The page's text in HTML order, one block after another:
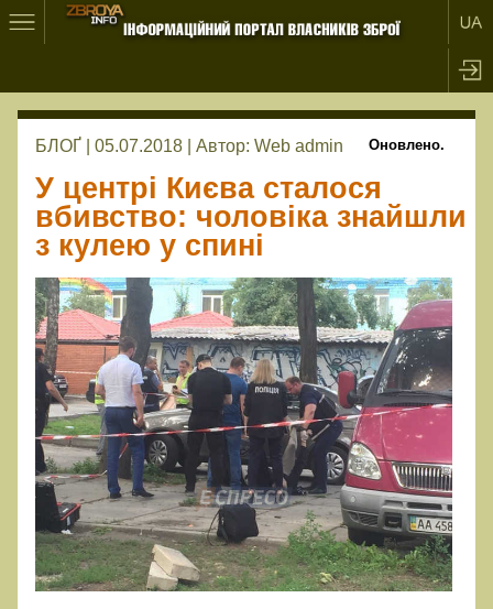
БЛОҐ | 05.07.2018 | Автор: Web admin
У центрі Києва сталося
вбивство: чоловіка знайшли
з кулею у спині
Оновлено.